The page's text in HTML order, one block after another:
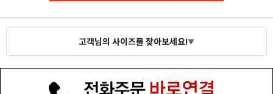
고객님의 사이즈를 찾아보세요!▼